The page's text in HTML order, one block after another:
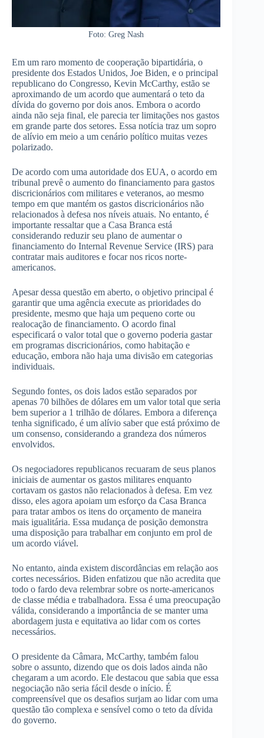
Foto: Greg Nash
Em um raro momento de cooperação bipartidária, o
presidente dos Estados Unidos, Joe Biden, e o principal
republicano do Congresso, Kevin McCarthy, estão se
aproximando de um acordo que aumentará o teto da
dívida do governo por dois anos. Embora o acordo
ainda não seja final, ele parecia ter limitações nos gastos
em grande parte dos setores. Essa notícia traz um sopro
de alívio em meio a um cenário político muitas vezes
polarizado.
De acordo com uma autoridade dos EUA, o acordo em
tribunal prevê o aumento do financiamento para gastos
discricionários com militares e veteranos, ao mesmo
tempo em que mantém os gastos discricionários não
relacionados à defesa nos níveis atuais. No entanto, é
importante ressaltar que a Casa Branca está
considerando reduzir seu plano de aumentar o
financiamento do Internal Revenue Service (IRS) para
contratar mais auditores e focar nos ricos norte-
americanos.
Apesar dessa questão em aberto, o objetivo principal é
garantir que uma agência execute as prioridades do
presidente, mesmo que haja um pequeno corte ou
realocação de financiamento. O acordo final
especificará o valor total que o governo poderia gastar
em programas discricionários, como habitação e
educação, embora não haja uma divisão em categorias
individuais.
Segundo fontes, os dois lados estão separados por
apenas 70 bilhões de dólares em um valor total que seria
bem superior a 1 trilhão de dólares. Embora a diferença
tenha significado, é um alívio saber que está próximo de
um consenso, considerando a grandeza dos números
envolvidos.
Os negociadores republicanos recuaram de seus planos
iniciais de aumentar os gastos militares enquanto
cortavam os gastos não relacionados à defesa. Em vez
disso, eles agora apoiam um esforço da Casa Branca
para tratar ambos os itens do orçamento de maneira
mais igualitária. Essa mudança de posição demonstra
uma disposição para trabalhar em conjunto em prol de
um acordo viável.
No entanto, ainda existem discordâncias em relação aos
cortes necessários. Biden enfatizou que não acredita que
todo o fardo deva relembrar sobre os norte-americanos
de classe média e trabalhadora. Essa é uma preocupação
válida, considerando a importância de se manter uma
abordagem justa e equitativa ao lidar com os cortes
necessários.
O presidente da Câmara, McCarthy, também falou
sobre o assunto, dizendo que os dois lados ainda não
chegaram a um acordo. Ele destacou que sabia que essa
negociação não seria fácil desde o início. É
compreensível que os desafios surjam ao lidar com uma
questão tão complexa e sensível como o teto da dívida
do governo.